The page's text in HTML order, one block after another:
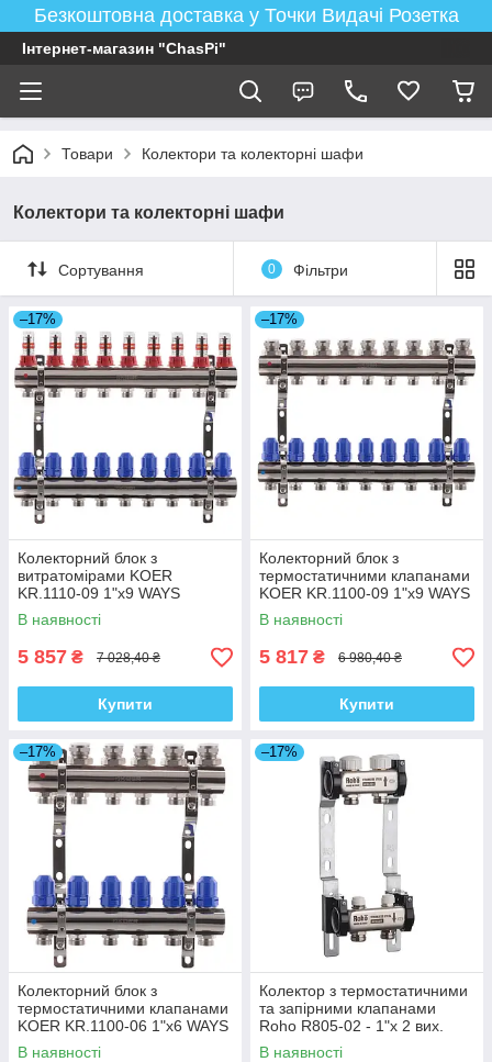
Безкоштовна доставка у Точки Видачі Розетка
Інтернет-магазин "ChasPi"
Товари Колектори та колекторні шафи
Колектори та колекторні шафи
Сортування 0 Фільтри
–17%
Колекторний блок з
витратомірами KOER
KR.1110-09 1"x9 WAYS
(KR2646)
В наявності
5 857 ₴ 7 028,40 ₴
Купити
–17%
Колекторний блок з
термостатичними клапанами
KOER KR.1100-09 1"x9 WAYS
(KR2635)
В наявності
5 817 ₴ 6 980,40 ₴
Купити
–17%
Колекторний блок з
термостатичними клапанами
KOER KR.1100-06 1"x6 WAYS
(KR2632)
В наявності
–17%
Колектор з термостатичними
та запірними клапанами
Roho R805-02 - 1"х 2 вих.
(RO0056)
В наявності